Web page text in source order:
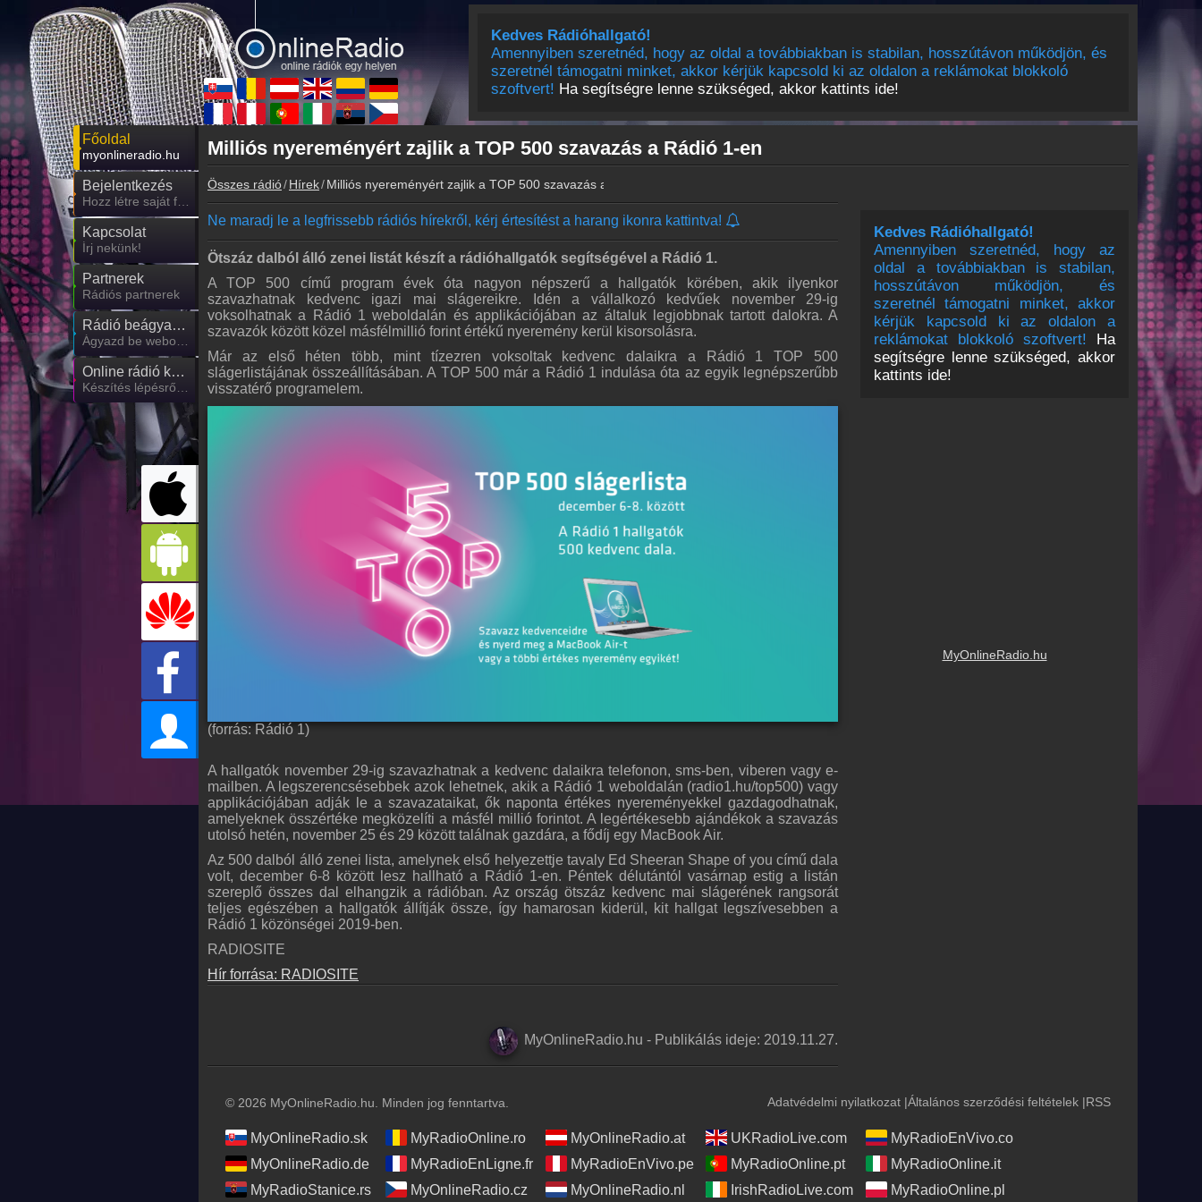
Kedves Rádióhallgató!
Amennyiben szeretnéd, hogy az oldal a továbbiakban is stabilan, hosszútávon működjön, és
szeretnél támogatni minket, akkor kérjük kapcsold ki az oldalon a reklámokat blokkoló
szoftvert! Ha segítségre lenne szükséged, akkor kattints ide!
Főoldal
myonlineradio.hu
Bejelentkezés
Kapcsolat
Írj nekünk!
Partnerek
Rádiós partnerek
Rádió beágyazás
Online rádió készítés
Milliós nyereményért zajlik a TOP 500 szavazás a Rádió 1-en
Összes rádió Hírek Milliós nyereményért zajlik a TOP 500 szavazás a Rádió 1-en
Kedves Rádióhallgató!
Amennyiben szeretnéd, hogy az
oldal a továbbiakban is stabilan,
hosszútávon működjön, és
szeretnél támogatni minket, akkor
kérjük kapcsold ki az oldalon a
reklámokat blokkoló szoftvert! Ha
segítségre lenne szükséged, akkor
kattints ide!
MyOnlineRadio.hu
Ne maradj le a legfrissebb rádiós hírekről, kérj értesítést a harang ikonra kattintva!
Ötszáz dalból álló zenei listát készít a rádióhallgatók segítségével a Rádió 1.
A TOP 500 című program évek óta nagyon népszerű a hallgatók körében, akik ilyenkor
szavazhatnak kedvenc igazi mai slágereikre. Idén a vállalkozó kedvűek november 29-ig
voksolhatnak a Rádió 1 weboldalán és applikációjában az általuk legjobbnak tartott dalokra. A
szavazók között közel másfélmillió forint értékű nyeremény kerül kisorsolásra.
Már az első héten több, mint tízezren voksoltak kedvenc dalaikra a Rádió 1 TOP 500
slágerlistájának összeállításában. A TOP 500 már a Rádió 1 indulása óta az egyik legnépszerűbb
visszatérő programelem.
(forrás: Rádió 1)
A hallgatók november 29-ig szavazhatnak a kedvenc dalaikra telefonon, sms-ben, viberen vagy e-
mailben. A legszerencsésebbek azok lehetnek, akik a Rádió 1 weboldalán (radio1.hu/top500) vagy
applikációjában adják le a szavazataikat, ők naponta értékes nyereményekkel gazdagodhatnak,
amelyeknek összértéke megközelíti a másfél millió forintot. A legértékesebb ajándékok a szavazás
utolsó hetén, november 25 és 29 között találnak gazdára, a fődíj egy MacBook Air.
Az 500 dalból álló zenei lista, amelynek első helyezettje tavaly Ed Sheeran Shape of you című dala
volt, december 6-8 között lesz hallható a Rádió 1-en. Péntek délutántól vasárnap estig a listán
szereplő összes dal elhangzik a rádióban. Az ország ötszáz kedvenc mai slágerének rangsorát
teljes egészében a hallgatók állítják össze, így hamarosan kiderül, kit hallgat legszívesebben a
Rádió 1 közönségei 2019-ben.
RADIOSITE
Hír forrása: RADIOSITE
MyOnlineRadio.hu - Publikálás ideje: 2019.11.27.
© 2026 MyOnlineRadio.hu. Minden jog fenntartva. Adatvédelmi nyilatkozat |Általános szerződési feltételek |RSS
MyOnlineRadio.sk MyRadioOnline.ro MyOnlineRadio.at UKRadioLive.com
MyRadioEnVivo.co
MyOnlineRadio.de
MyRadioEnLigne.fr MyRadioEnVivo.pe MyRadioOnline.pt
MyRadioOnline.it
MyRadioStanice.rs
MyOnlineRadio.cz MyOnlineRadio.nl IrishRadioLive.com MyRadioOnline.pl